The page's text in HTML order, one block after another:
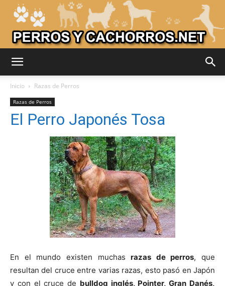
Perros
–
Razas
Inicio Razas de Perros
Razas de Perros
El Perro Japonés Tosa
En el mundo existen muchasrazas de perros, que
resultan del cruce entre varias razas, esto pasó en Japón
y con el cruce de bulldog inglés, Pointer, Gran Danés,